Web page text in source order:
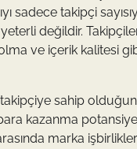
sadece takipçi
değildir.
ve içerik kalitesi
sahip
kazanma
marka